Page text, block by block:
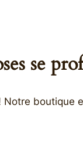
se
Notre